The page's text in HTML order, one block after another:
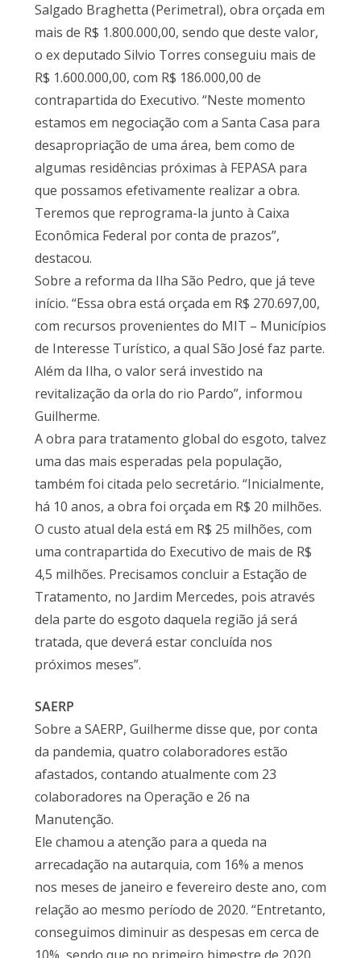
Salgado Braghetta (Perimetral), obra orçada em
mais de R$ 1.800.000,00, sendo que deste valor,
o ex deputado Silvio Torres conseguiu mais de
R$ 1.600.000,00, com R$ 186.000,00 de
contrapartida do Executivo. “Neste momento
estamos em negociação com a Santa Casa para
desapropriação de uma área, bem como de
algumas residências próximas à FEPASA para
que possamos efetivamente realizar a obra.
Teremos que reprograma-la junto à Caixa
Econômica Federal por conta de prazos”,
destacou.
Sobre a reforma da Ilha São Pedro, que já teve
início. “Essa obra está orçada em R$ 270.697,00,
com recursos provenientes do MIT – Municípios
de Interesse Turístico, a qual São José faz parte.
Além da Ilha, o valor será investido na
revitalização da orla do rio Pardo”, informou
Guilherme.
A obra para tratamento global do esgoto, talvez
uma das mais esperadas pela população,
também foi citada pelo secretário. “Inicialmente,
há 10 anos, a obra foi orçada em R$ 20 milhões.
O custo atual dela está em R$ 25 milhões, com
uma contrapartida do Executivo de mais de R$
4,5 milhões. Precisamos concluir a Estação de
Tratamento, no Jardim Mercedes, pois através
dela parte do esgoto daquela região já será
tratada, que deverá estar concluída nos
próximos meses”.
SAERP
Sobre a SAERP, Guilherme disse que, por conta
da pandemia, quatro colaboradores estão
afastados, contando atualmente com 23
colaboradores na Operação e 26 na
Manutenção.
Ele chamou a atenção para a queda na
arrecadação na autarquia, com 16% a menos
nos meses de janeiro e fevereiro deste ano, com
relação ao mesmo período de 2020. “Entretanto,
conseguimos diminuir as despesas em cerca de